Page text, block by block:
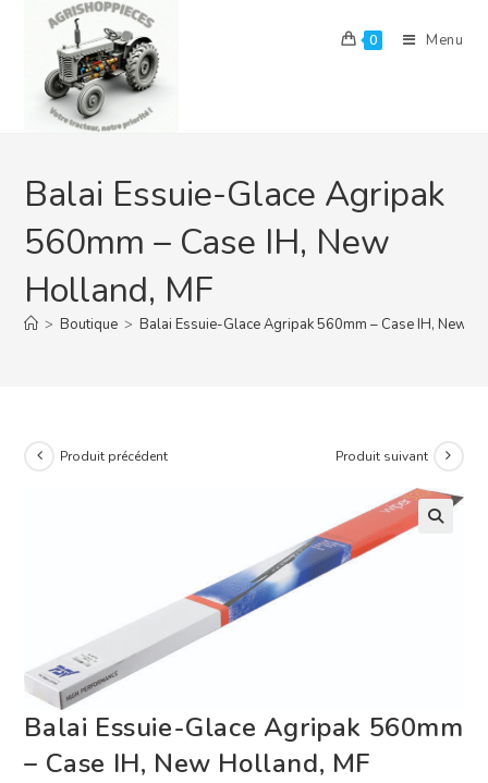
content
0 Menu
Balai Essuie-Glace Agripak
560mm – Case IH, New
Holland, MF
> Boutique > Balai Essuie-Glace Agripak 560mm – Case IH, New
Produit précédent Produit suivant
Balai Essuie-Glace Agripak 560mm
– Case IH, New Holland, MF